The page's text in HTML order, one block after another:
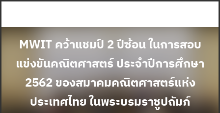
content
MWIT คว้าแชมป์ 2 ปีซ้อน ในการสอบ
แข่งขันคณิตศาสตร์ ประจำปีการศึกษา
2562 ของสมาคมคณิตศาสตร์แห่ง
ประเทศไทย ในพระบรมราชูปถัมภ์